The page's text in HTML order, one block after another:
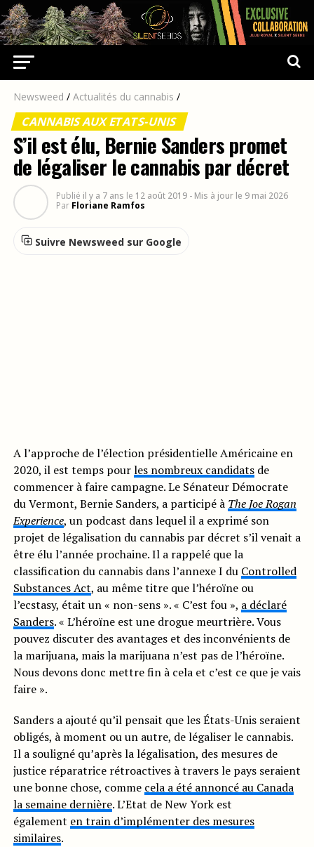
Newsweed / Actualités du cannabis /
CANNABIS AUX ETATS-UNIS
S’il est élu, Bernie Sanders promet
de légaliser le cannabis par décret
Publié il y a 7 ans le 12 août 2019 - Mis à jour le 9 mai 2026
Par Floriane Ramfos
Suivre Newsweed sur Google
A l’approche de l’élection présidentielle Américaine en
2020, il est temps pourles nombreux candidatsde
commencer à faire campagne. Le Sénateur Démocrate
du Vermont, Bernie Sanders, a participé à The Joe Rogan
Experience, un podcast dans lequel il a exprimé son
projet de légalisation du cannabis par décret s’il venait a
être élu l’année prochaine. Il a rappelé que la
classification du cannabis dans l’annexe I du Controlled
Substances Act, au même titre que l’héroïne ou
l’ecstasy, était un « non-sens ». « C’est fou », a déclaré
Sanders. « L’héroïne est une drogue meurtrière. Vous
pouvez discuter des avantages et des inconvénients de
la marijuana, mais la marijuana n’est pas de l’héroïne.
Nous devons donc mettre fin à cela et c’est ce que je vais
faire ».
Sanders a ajouté qu’il pensait que les États-Unis seraient
obligés, à moment ou un autre, de légaliser le cannabis.
Il a souligné qu’après la légalisation, des mesures de
justice réparatrice rétroactives à travers le pays seraient
une bonne chose, comme cela a été annoncé au Canada
la semaine dernière. L’Etat de New York est
également en train d’implémenter des mesures
similaires.